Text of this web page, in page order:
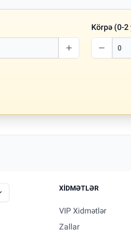
Körpə (0-2
XIDMƏTLƏR
VIP Xidmətlər
Zallar